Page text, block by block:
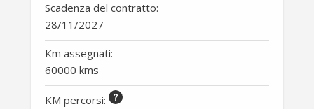
Scadenza del contratto:
28/11/2027
Km assegnati:
60000 kms
KM percorsi: